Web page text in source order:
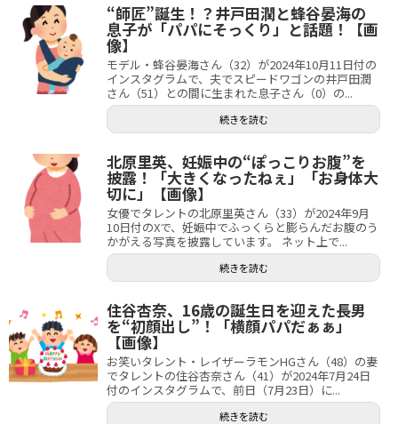
“師匠”誕生！？井戸田潤と蜂谷晏海の
息子が「パパにそっくり」と話題！【画
像】
モデル・蜂谷晏海さん（32）が2024年10月11日付の
インスタグラムで、夫でスピードワゴンの井戸田潤
さん（51）との間に生まれた息子さん（0）の...
続きを読む
北原里英、妊娠中の“ぽっこりお腹”を
披露！「大きくなったねぇ」「お身体大
切に」【画像】
女優でタレントの北原里英さん（33）が2024年9月
10日付のXで、妊娠中でふっくらと膨らんだお腹のう
かがえる写真を披露しています。 ネット上で...
続きを読む
住谷杏奈、16歳の誕生日を迎えた長男
を“初顔出し”！「横顔パパだぁぁ」
【画像】
お笑いタレント・レイザーラモンHGさん（48）の妻
でタレントの住谷杏奈さん（41）が2024年7月24日
付のインスタグラムで、前日（7月23日）に...
続きを読む